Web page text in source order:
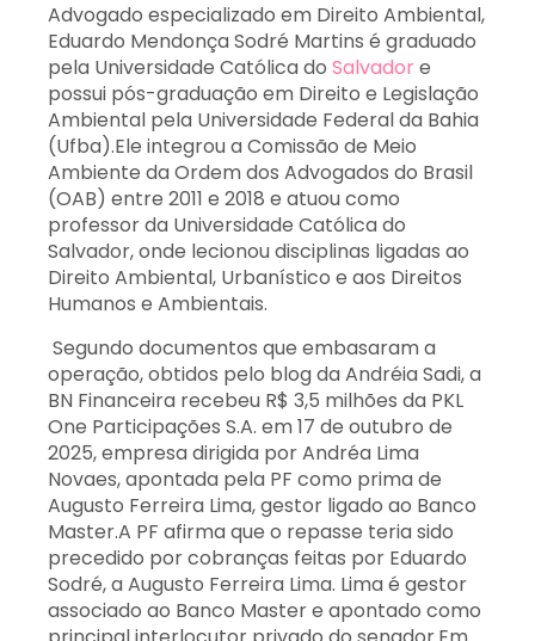
Advogado especializado em Direito Ambiental,
Eduardo Mendonça Sodré Martins é graduado
pela Universidade Católica do Salvadore
possui pós-graduação em Direito e Legislação
Ambiental pela Universidade Federal da Bahia
(Ufba).Ele integrou a Comissão de Meio
Ambiente da Ordem dos Advogados do Brasil
(OAB) entre 2011 e 2018 e atuou como
professor da Universidade Católica do
Salvador, onde lecionou disciplinas ligadas ao
Direito Ambiental, Urbanístico e aos Direitos
Humanos e Ambientais.
Segundo documentos que embasaram a
operação, obtidos pelo blog da Andréia Sadi, a
BN Financeira recebeu R$ 3,5 milhões da PKL
One Participações S.A. em 17 de outubro de
2025, empresa dirigida por Andréa Lima
Novaes, apontada pela PF como prima de
Augusto Ferreira Lima, gestor ligado ao Banco
Master.A PF afirma que o repasse teria sido
precedido por cobranças feitas por Eduardo
Sodré, a Augusto Ferreira Lima. Lima é gestor
associado ao Banco Master e apontado como